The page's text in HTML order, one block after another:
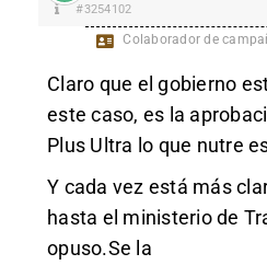
#3254102
Colaborador de
Claro que el gobierno
este caso, es la
Plus Ultra lo que nutre
Y cada vez está más
hasta el ministerio de
opuso.Se la